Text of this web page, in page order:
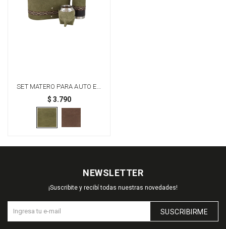
SET MATERO PARA AUTO EN
CUERO - VERDE
$ 3.790
NEWSLETTER
¡Suscribite y recibí todas nuestras novedades!
SUSCRIBIRME